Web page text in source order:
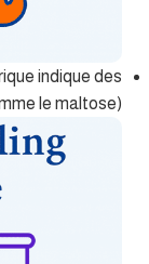
indique des
le maltose).